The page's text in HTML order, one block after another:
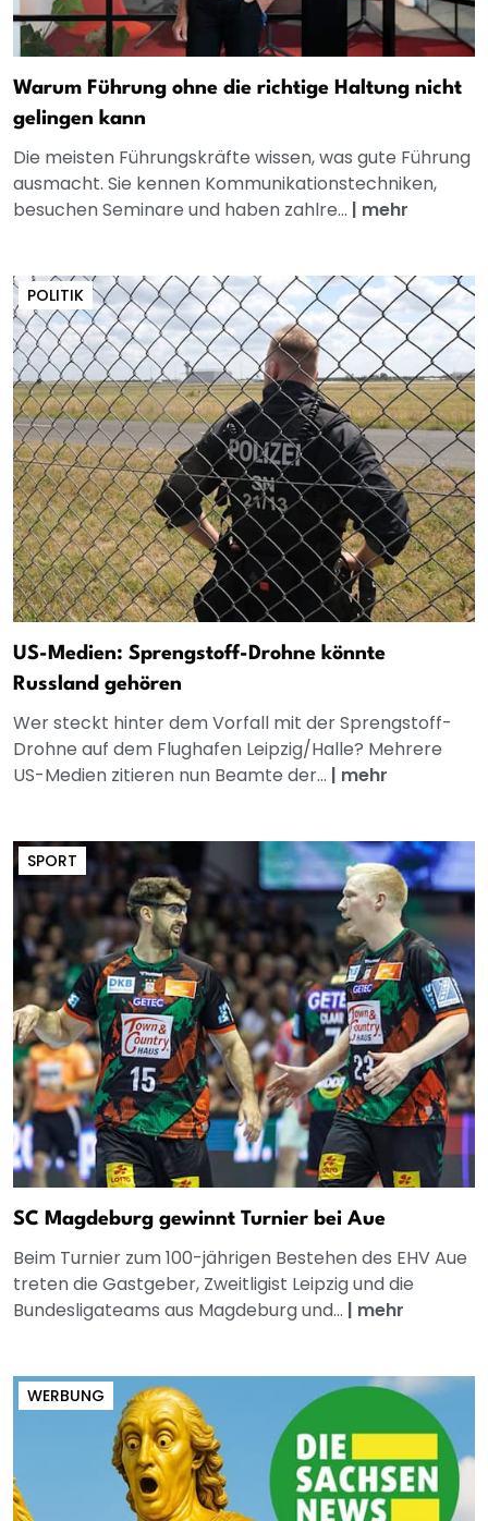
Warum Führung ohne die richtige Haltung nicht
gelingen kann
Die meisten Führungskräfte wissen, was gute Führung
ausmacht. Sie kennen Kommunikationstechniken,
besuchen Seminare und haben zahlre... | mehr
POLITIK
US-Medien: Sprengstoff-Drohne könnte
Russland gehören
Wer steckt hinter dem Vorfall mit der Sprengstoff-
Drohne auf dem Flughafen Leipzig/Halle? Mehrere
US-Medien zitieren nun Beamte der... | mehr
SPORT
SC Magdeburg gewinnt Turnier bei Aue
Beim Turnier zum 100-jährigen Bestehen des EHV Aue
treten die Gastgeber, Zweitligist Leipzig und die
Bundesligateams aus Magdeburg und... | mehr
WERBUNG